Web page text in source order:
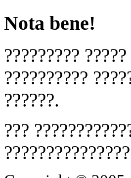
Nota bene!
?????????
??????????
??????.
???